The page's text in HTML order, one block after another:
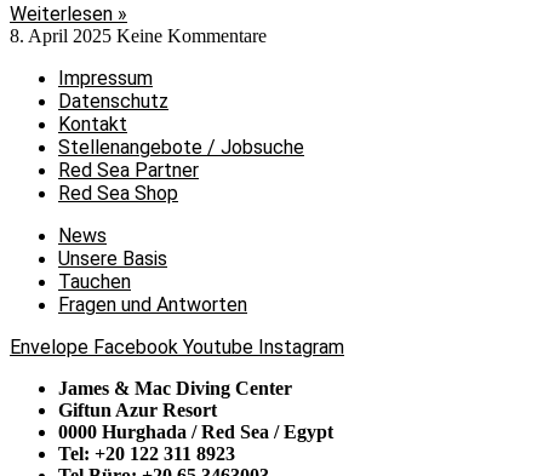
Weiterlesen »
8. April 2025 Keine Kommentare
Impressum
Datenschutz
Kontakt
Stellenangebote / Jobsuche
Red Sea Partner
Red Sea Shop
News
Unsere Basis
Tauchen
Fragen und Antworten
Envelope Facebook Youtube Instagram
James & Mac Diving Center
Giftun Azur Resort
0000 Hurghada / Red Sea / Egypt
Tel: +20 122 311 8923